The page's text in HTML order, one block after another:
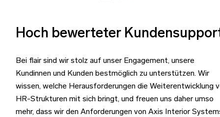
Hoch bewerteter
Bei flair sind wir stolz auf unser Engagement, unsere
Kundinnen und Kunden bestmöglich zu unterstützen. Wir
wissen, welche Herausforderungen die Weiterentwicklung
HR-Strukturen mit sich bringt, und freuen uns daher umso
mehr, dass wir den Anforderungen von Axis Interior